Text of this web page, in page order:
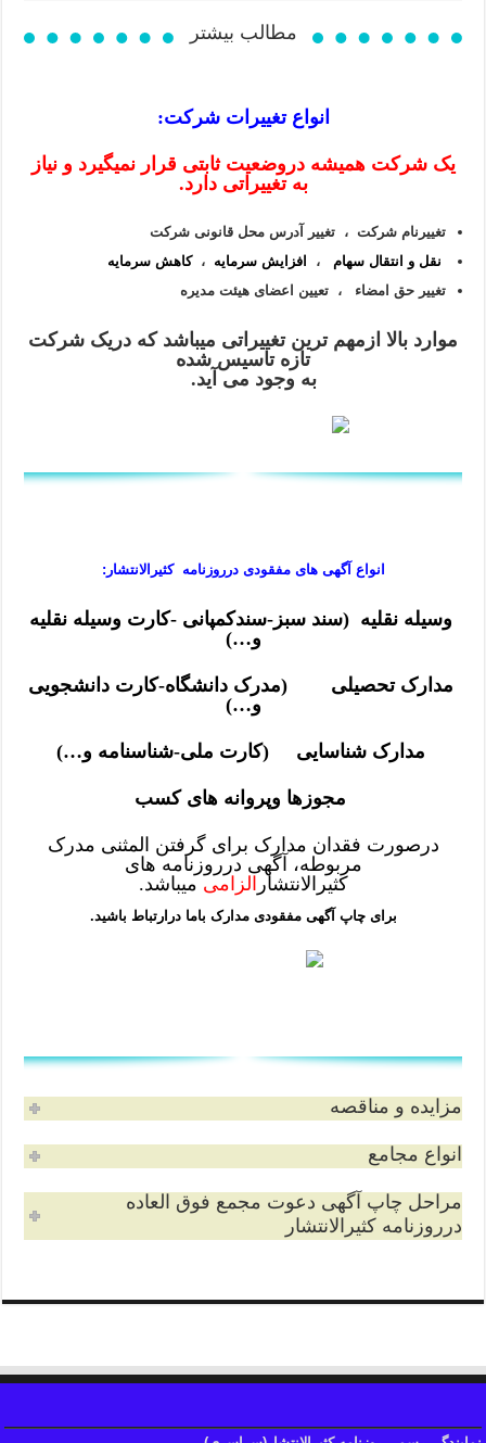
مطالب بیشتر
انواع تغییرات شرکت:
یک شرکت همیشه دروضعیت ثابتی قرار نمیگیرد و نیاز
به تغییراتی دارد.
تغییرنام شرکت ،تغییر آدرس محل قانونی شرکت
نقل و انتقال سهام ، افزایش سرمایه ،کاهش سرمایه
تغییر حق امضاء ، تعیین اعضای هیئت مدیره
موارد بالا ازمهم ترین تغییراتی میباشد که دریک شرکت
تازه تاسیس شده
به وجود می آید.
انواع آگهی های مفقودی درروزنامه کثیرالانتشار:
وسیله نقلیه (سند سبز-سندکمپانی -کارت وسیله نقلیه
و…)
مدارک تحصیلی (مدرک دانشگاه-کارت دانشجویی
و…)
مدارک شناسایی (کارت ملی-شناسنامه و…)
مجوزها وپروانه های کسب
درصورت فقدان مدارک برای گرفتن المثنی مدرک
مربوطه، آگهی درروزنامه های
کثیرالانتشار الزامی میباشد.
برای چاپ آگهی مفقودی مدارک باما درارتباط باشید.
مزایده و مناقصه
انواع مجامع
مراحل چاپ آگهی دعوت مجمع فوق العاده
درروزنامه کثیرالانتشار